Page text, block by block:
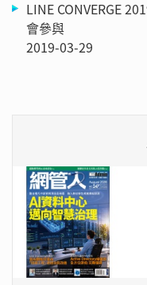
LINE CONVERGE
會參與
2019-03-29